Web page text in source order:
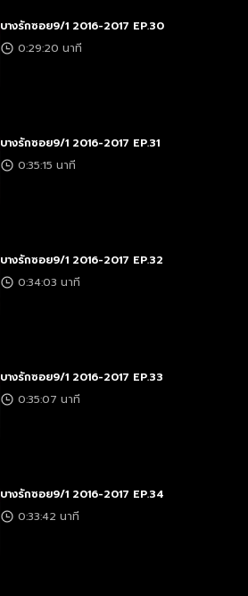
บางรักซอย9/1 2016-2017 EP.30
0:29:20 นาที
บางรักซอย9/1 2016-2017 EP.31
0:35:15 นาที
บางรักซอย9/1 2016-2017 EP.32
0:34:03 นาที
บางรักซอย9/1 2016-2017 EP.33
0:35:07 นาที
บางรักซอย9/1 2016-2017 EP.34
0:33:42 นาที